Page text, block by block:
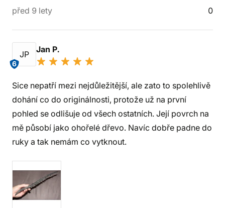
před 9 lety 0
JP
6
Jan P.
Sice nepatří mezi nejdůležitější, ale zato to spolehlivě
dohání co do originálnosti, protože už na první
pohled se odlišuje od všech ostatních. Její povrch na
mě působí jako ohořelé dřevo. Navíc dobře padne do
ruky a tak nemám co vytknout.